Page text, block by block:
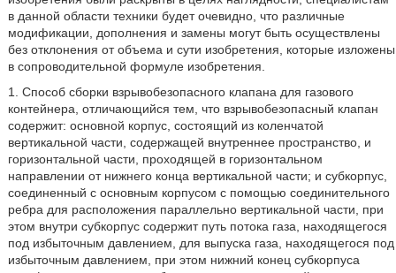
в данной области техники будет очевидно, что различные
модификации, дополнения и замены могут быть осуществлены
без отклонения от объема и сути изобретения, которые изложены
в сопроводительной формуле изобретения.
1. Способ сборки взрывобезопасного клапана для газового
контейнера, отличающийся тем, что взрывобезопасный клапан
содержит: основной корпус, состоящий из коленчатой
вертикальной части, содержащей внутреннее пространство, и
горизонтальной части, проходящей в горизонтальном
направлении от нижнего конца вертикальной части; и субкорпус,
соединенный с основным корпусом с помощью соединительного
ребра для расположения параллельно вертикальной части, при
этом внутри субкорпус содержит путь потока газа, находящегося
под избыточным давлением, для выпуска газа, находящегося под
избыточным давлением, при этом нижний конец субкорпуса